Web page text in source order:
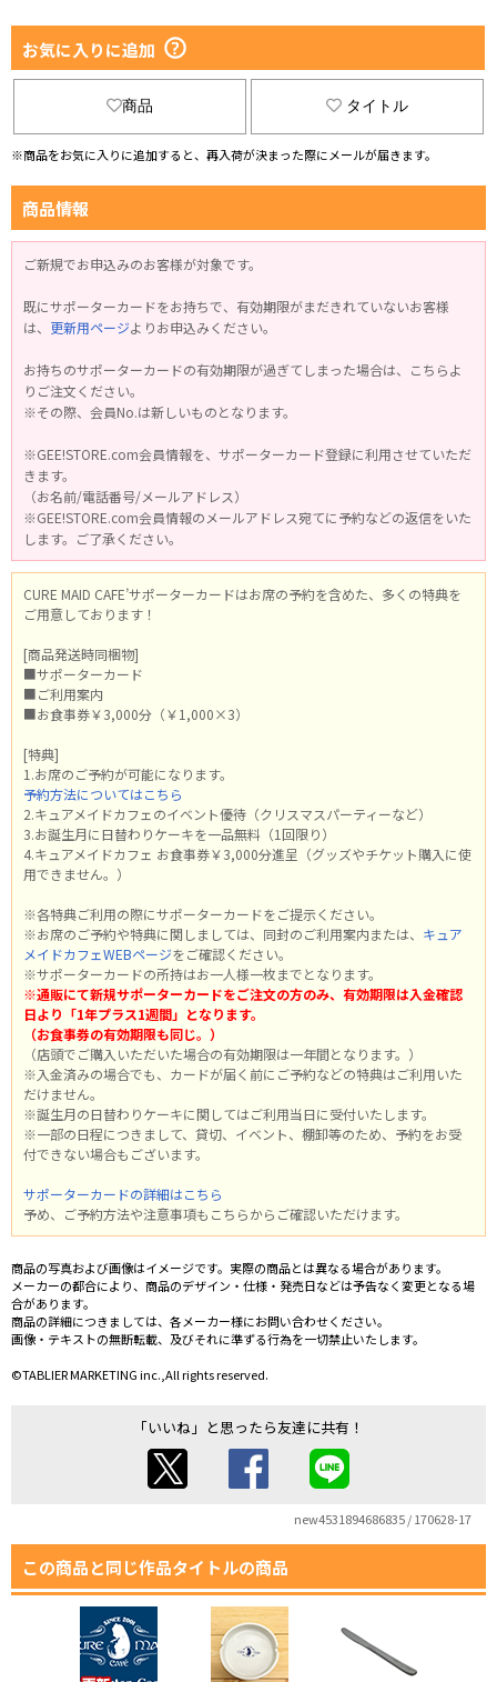
お気に入りに追加
商品 タイトル
※商品をお気に入りに追加すると、再入荷が決まった際にメールが届きます。
商品情報
ご新規でお申込みのお客様が対象です。
既にサポーターカードをお持ちで、有効期限がまだきれていないお客様
は、 更新用ページよりお申込みください。
お持ちのサポーターカードの有効期限が過ぎてしまった場合は、こちらよ
りご注文ください。
※その際、会員No.は新しいものとなります。
※GEE!STORE.com会員情報を、サポーターカード登録に利用させていただ
きます。
（お名前/電話番号/メールアドレス）
※GEE!STORE.com会員情報のメールアドレス宛てに予約などの返信をいた
します。ご了承ください。
CURE MAID CAFE’サポーターカードはお席の予約を含めた、多くの特典を
ご用意しております！
[商品発送時同梱物]
■サポーターカード
■ご利用案内
■お食事券￥3,000分（￥1,000×3）
[特典]
1.お席のご予約が可能になります。
予約方法についてはこちら
2.キュアメイドカフェのイベント優待（クリスマスパーティーなど）
3.お誕生月に日替わりケーキを一品無料（1回限り）
4.キュアメイドカフェ お食事券￥3,000分進呈（グッズやチケット購入に使
用できません。）
※各特典ご利用の際にサポーターカードをご提示ください。
※お席のご予約や特典に関しましては、同封のご利用案内または、 キュア
メイドカフェWEBページをご確認ください。
※サポーターカードの所持はお一人様一枚までとなります。
※通販にて新規サポーターカードをご注文の方のみ、有効期限は入金確認
日より「1年プラス1週間」となります。
（お食事券の有効期限も同じ。）
（店頭でご購入いただいた場合の有効期限は一年間となります。）
※入金済みの場合でも、カードが届く前にご予約などの特典はご利用いた
だけません。
※誕生月の日替わりケーキに関してはご利用当日に受付いたします。
※一部の日程につきまして、貸切、イベント、棚卸等のため、予約をお受
付できない場合もございます。
サポーターカードの詳細はこちら
予め、ご予約方法や注意事項もこちらからご確認いただけます。
商品の写真および画像はイメージです。実際の商品とは異なる場合があります。
メーカーの都合により、商品のデザイン・仕様・発売日などは予告なく変更となる場
合があります。
商品の詳細につきましては、各メーカー様にお問い合わせください。
画像・テキストの無断転載、及びそれに準ずる行為を一切禁止いたします。
©TABLIER MARKETING inc.,All rights reserved.
「いいね」と思ったら友達に共有！
new4531894686835 / 170628-17
この商品と同じ作品タイトルの商品